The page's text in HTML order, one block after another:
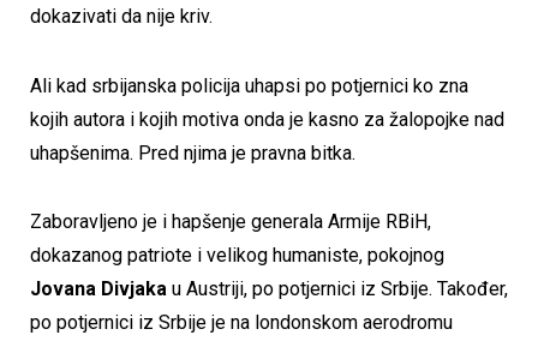
dokazivati da nije kriv.
Ali kad srbijanska policija uhapsi po potjernici ko zna
kojih autora i kojih motiva onda je kasno za žalopojke nad
uhapšenima. Pred njima je pravna bitka.
Zaboravljeno je i hapšenje generala Armije RBiH,
dokazanog patriote i velikog humaniste, pokojnog
Jovana Divjaka u Austriji, po potjernici iz Srbije. Također,
po potjernici iz Srbije je na londonskom aerodromu